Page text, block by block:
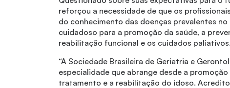
reforçou a necessidade de que os
do conhecimento das doenças prevalentes
cuidadoso para a promoção da saúde, a
reabilitação funcional e os cuidados paliativos.
“A Sociedade Brasileira de Geriatria e
especialidade que abrange desde a
tratamento e a reabilitação do idoso.